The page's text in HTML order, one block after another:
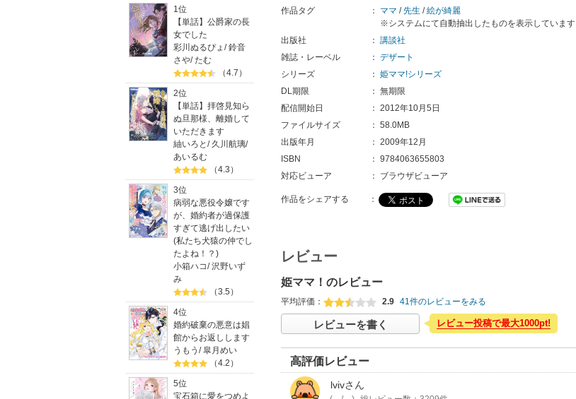
1位
【単話】公爵家の長
女でした
彩川ぬるぴょ /鈴音
さや/たむ
（4.7）
2位
【単話】拝啓見知ら
ぬ旦那様、離婚して
いただきます
紬いろと / 久川航璃/
あいるむ
（4.3）
3位
病弱な悪役令嬢です
が、婚約者が過保護
すぎて逃げ出したい
(私たち犬猿の仲でし
たよね！？)
小箱ハコ/沢野いず
み
（3.5）
4位
婚約破棄の悪意は娼
館からお返しします
うもう /皐月めい
（4.2）
5位
宝石箱に愛をつめよ
作品タグ
： ママ /先生 /絵が綺麗
※システムにて自動抽出したものを表示しています
出版社
： 講談社
雑誌・レーベル
： デザート
シリーズ
： 姫ママ!シリーズ
DL期限
： 無期限
配信開始日
： 2012年10月5日
ファイルサイズ
： 58.0MB
出版年月
： 2009年12月
ISBN
： 9784063655803
対応ビューア
： ブラウザビューア
作品をシェアする ：
レビュー
姫ママ！のレビュー
平均評価： 2.9 41件のレビューをみる
レビューを書く レビュー投稿で最大1000pt!
高評価レビュー
lvivさん